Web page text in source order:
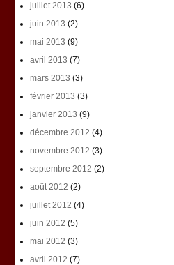
juillet 2013 (6)
juin 2013 (2)
mai 2013 (9)
avril 2013 (7)
mars 2013 (3)
février 2013 (3)
janvier 2013 (9)
décembre 2012 (4)
novembre 2012 (3)
septembre 2012 (2)
août 2012 (2)
juillet 2012 (4)
juin 2012 (5)
mai 2012 (3)
avril 2012 (7)